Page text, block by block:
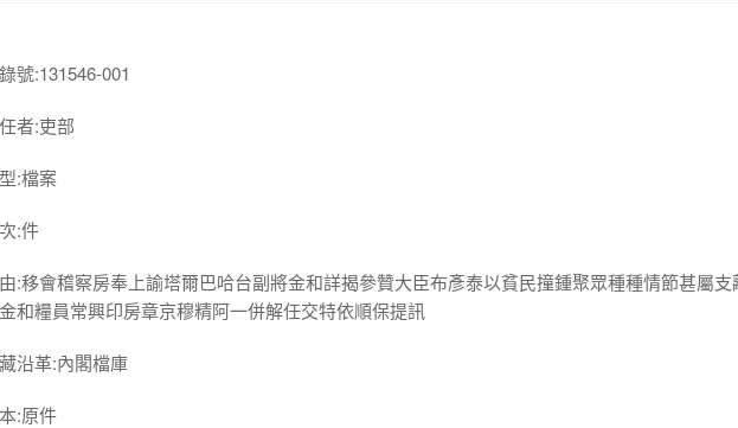
號:131546-001
者:吏部
:檔案
:件
:移會稽察房奉上諭塔爾巴哈台副將金和詳揭參贊大臣布彥泰以貧民撞鍾聚眾種種情節甚屬支
和糧員常興印房章京穆精阿一併解任交特依順保提訊
沿革:內閣檔庫
:原件